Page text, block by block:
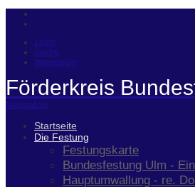
Login
Suche
Impressum
Förderkreis
Navigation
Startseite
Die Festung
Festungskarte
Bundesfestung Ulm -
Hauptumwallung - re.